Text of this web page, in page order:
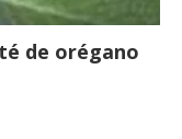
de orégano